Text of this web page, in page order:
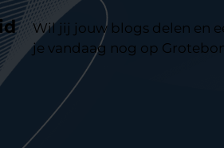
Wil jij jouw blogs delen en
je vandaag nog op